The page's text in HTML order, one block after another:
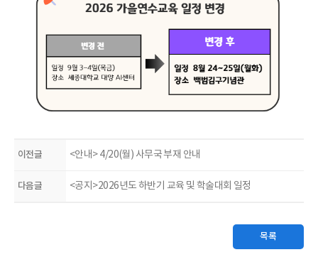
이전글 <안내> 4/20(월) 사무국 부재 안내
다음글 <공지>2026년도 하반기 교육 및 학술대회 일정
목록